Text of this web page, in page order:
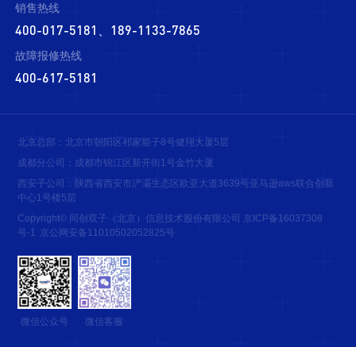
销售热线
400-017-5181、189-1133-7865
故障报修热线
400-617-5181
北京总部：北京市朝阳区祁家豁子8号健翔大厦5层
成都分公司：成都市锦江区新开街1号金竹大厦
西安子公司：陕西省西安市浐灞生态区欧亚大道3639号亚马逊aws联合创新
中心1号楼5层
Copyright© 同创双子（北京）信息技术股份有限公司 京ICP备16037308
号-1 京公网安备11010502052825号
微信公众号 微信客服